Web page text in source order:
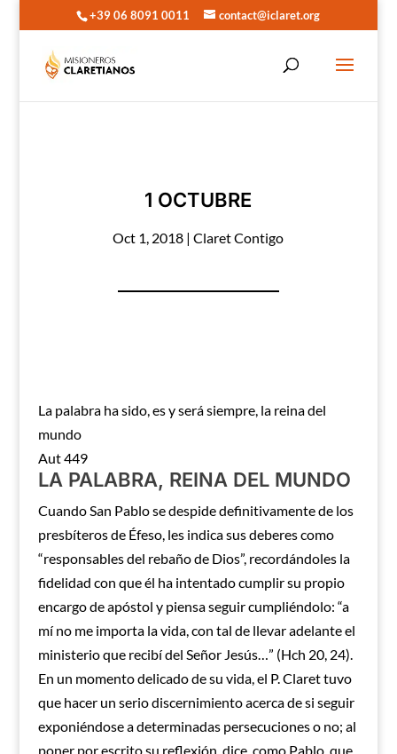
+39 06 8091 0011 contact@iclaret.org
1 OCTUBRE
Oct 1, 2018 |Claret Contigo
La palabra ha sido, es y será siempre, la reina del
mundo
Aut 449
LA PALABRA, REINA DEL MUNDO
Cuando San Pablo se despide definitivamente de los
presbíteros de Éfeso, les indica sus deberes como
“responsables del rebaño de Dios”, recordándoles la
fidelidad con que él ha intentado cumplir su propio
encargo de apóstol y piensa seguir cumpliéndolo: “a
mí no me importa la vida, con tal de llevar adelante el
ministerio que recibí del Señor Jesús…” (Hch 20, 24).
En un momento delicado de su vida, el P. Claret tuvo
que hacer un serio discernimiento acerca de si seguir
exponiéndose a determinadas persecuciones o no; al
poner por escrito su reflexión, dice, como Pablo, que